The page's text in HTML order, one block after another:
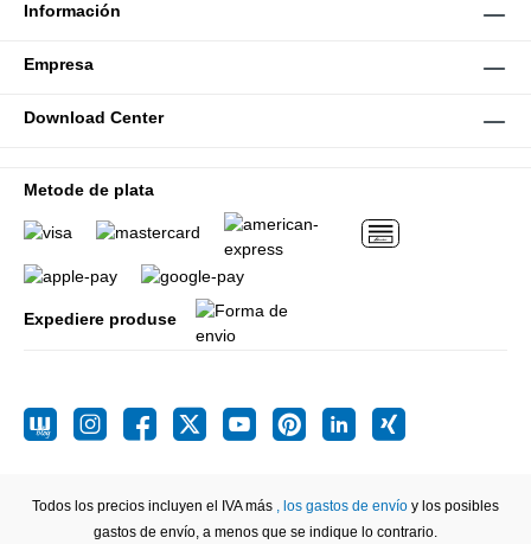
Información
Empresa
Download Center
Metode de plata
Expediere produse
Todos los precios incluyen el IVA más , los gastos de envío y los posibles
gastos de envío, a menos que se indique lo contrario.